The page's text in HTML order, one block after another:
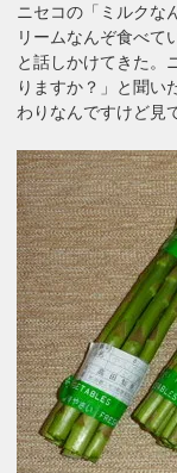
ニセコの「ミルクな
リームなんぞ食べて
と話しかけてきた。
りますか？」と聞い
わりなんですけど見